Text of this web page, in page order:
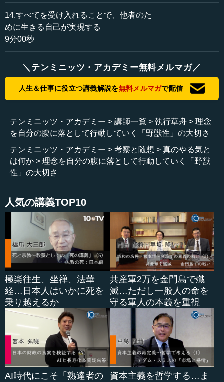
14.すべてを受け入れることで、他者のた
めに生きる自己が実現する
9分00秒
＼テンミニッツ・アカデミー無料メルマガ／
人生＆仕事に役立つ講義解説を無料メルマガで配信
テンミニッツ・アカデミー 講師一覧 執行草舟
理念
を自分の腹に落として行動していく「野獣性」の大切さ
テンミニッツ・アカデミー
考察と随想
真のやる気と
は何か
理念を自分の腹に落として行動していく「野獣
性」の大切さ
人気の講義TOP10
極楽往生、坐禅、法華
経…日本人はいかに死を
乗り越えるか
共産軍2万を金門島で殲
滅…ただし一般人の命を
守る軍人の本義を重視
AI時代にこそ「熟達者の
資本主義を哲学する…ま